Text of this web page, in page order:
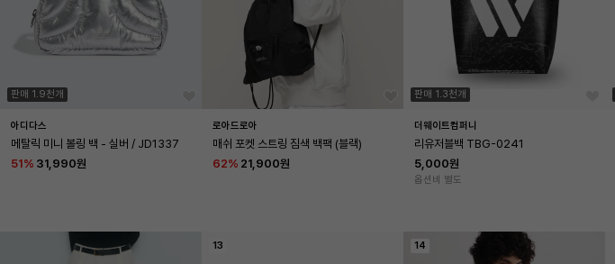
판매 1.9천개
아디다스
메탈릭 미니 볼링 백 - 실버 / JD1337
51% 31,990원
로아드로아
매쉬 포켓 스트링 짐색 백팩 (블랙)
62% 21,900원
판매 1.3천개
더웨이트컴퍼니
리유저블백 TBG-0241
5,000원
옵션비 별도
13 14